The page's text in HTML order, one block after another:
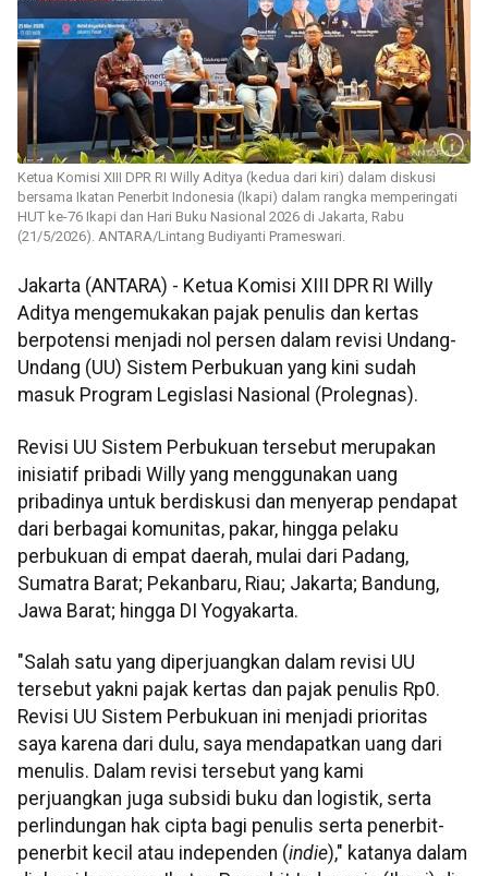
Ketua Komisi XIII DPR RI Willy Aditya (kedua dari kiri) dalam diskusi
bersama Ikatan Penerbit Indonesia (Ikapi) dalam rangka memperingati
HUT ke-76 Ikapi dan Hari Buku Nasional 2026 di Jakarta, Rabu
(21/5/2026). ANTARA/Lintang Budiyanti Prameswari.
Jakarta (ANTARA) - Ketua Komisi XIII DPR RI Willy
Aditya mengemukakan pajak penulis dan kertas
berpotensi menjadi nol persen dalam revisi Undang-
Undang (UU) Sistem Perbukuan yang kini sudah
masuk Program Legislasi Nasional (Prolegnas).
Revisi UU Sistem Perbukuan tersebut merupakan
inisiatif pribadi Willy yang menggunakan uang
pribadinya untuk berdiskusi dan menyerap pendapat
dari berbagai komunitas, pakar, hingga pelaku
perbukuan di empat daerah, mulai dari Padang,
Sumatra Barat; Pekanbaru, Riau; Jakarta; Bandung,
Jawa Barat; hingga DI Yogyakarta.
"Salah satu yang diperjuangkan dalam revisi UU
tersebut yakni pajak kertas dan pajak penulis Rp0.
Revisi UU Sistem Perbukuan ini menjadi prioritas
saya karena dari dulu, saya mendapatkan uang dari
menulis. Dalam revisi tersebut yang kami
perjuangkan juga subsidi buku dan logistik, serta
perlindungan hak cipta bagi penulis serta penerbit-
penerbit kecil atau independen (indie)," katanya dalam